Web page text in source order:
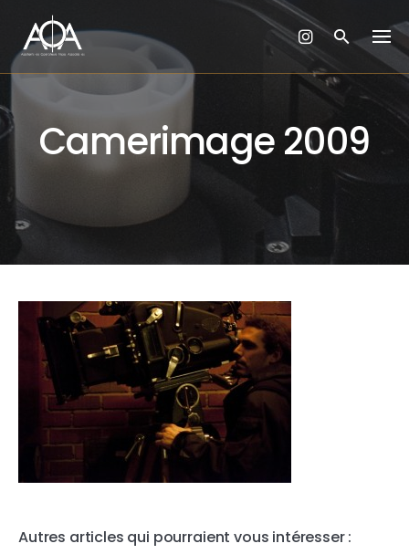
content
Camerimage 2009
Autres articles qui pourraient vous intéresser :